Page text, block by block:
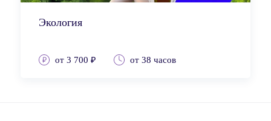
Экология
от 3 700 ₽ от 38 часов